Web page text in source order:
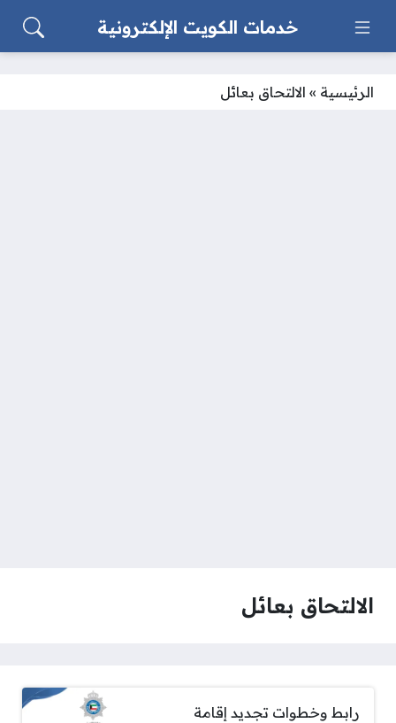
خدمات الكويت الإلكترونية
الرئيسية » الالتحاق بعائل
الالتحاق بعائل
رابط وخطوات تجديد إقامة